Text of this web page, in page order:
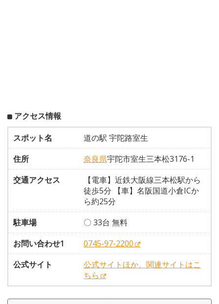
アクセス情報
スポット名
道の駅 宇陀路室生
住所
奈良県宇陀市室生三本松3176-1
交通アクセス
【電車】近鉄大阪線三本松駅から
徒歩5分 【車】名阪国道小倉ICか
ら約25分
駐車場
〇 33台 無料
お問い合わせ1
0745-97-2200
公式サイト
公式サイトほか、関連サイトはこ
ちら